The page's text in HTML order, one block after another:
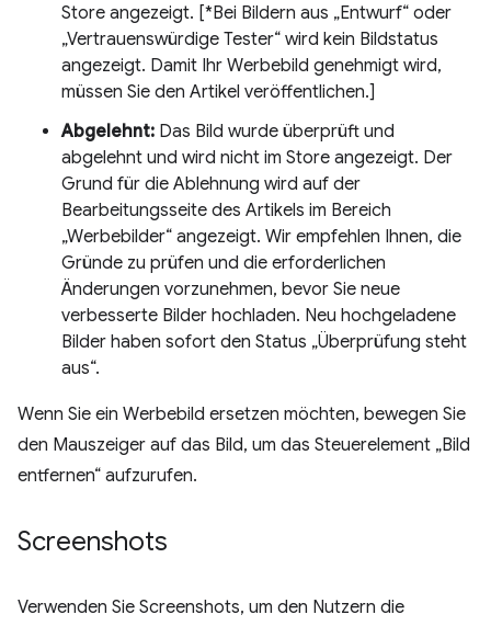
Store angezeigt. [*Bei Bildern aus „Entwurf“ oder
„Vertrauenswürdige Tester“ wird kein Bildstatus
angezeigt. Damit Ihr Werbebild genehmigt wird,
müssen Sie den Artikel veröffentlichen.]
Abgelehnt: Das Bild wurde überprüft und
abgelehnt und wird nicht im Store angezeigt. Der
Grund für die Ablehnung wird auf der
Bearbeitungsseite des Artikels im Bereich
„Werbebilder“ angezeigt. Wir empfehlen Ihnen, die
Gründe zu prüfen und die erforderlichen
Änderungen vorzunehmen, bevor Sie neue
verbesserte Bilder hochladen. Neu hochgeladene
Bilder haben sofort den Status „Überprüfung steht
aus“.
Wenn Sie ein Werbebild ersetzen möchten, bewegen Sie
den Mauszeiger auf das Bild, um das Steuerelement „Bild
entfernen“ aufzurufen.
Screenshots
Verwenden Sie Screenshots, um den Nutzern die